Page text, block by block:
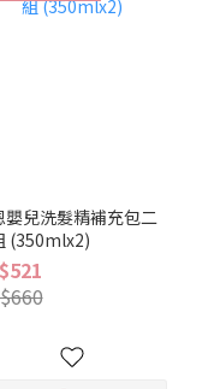
嬰兒洗髮精補充包二
(350mlx2)